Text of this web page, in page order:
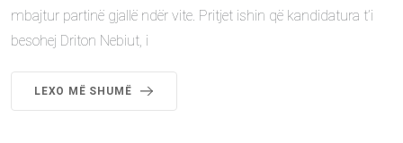
mbajtur partinë gjallë ndër vite. Pritjet ishin që kandidatura t’i
besohej Driton Nebiut, i
LEXO MË SHUMË